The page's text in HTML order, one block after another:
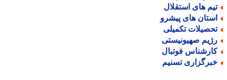
های استقلال
های پیشرو
تکمیلی
صهیونیستی
فوتبال
تسنیم